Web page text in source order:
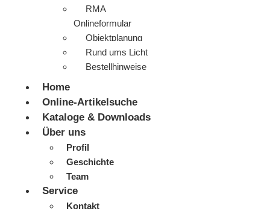
RMA
Onlineformular
Objektplanung
Rund ums Licht
Bestellhinweise
Home
Online-Artikelsuche
Kataloge & Downloads
Über uns
Profil
Geschichte
Team
Service
Kontakt